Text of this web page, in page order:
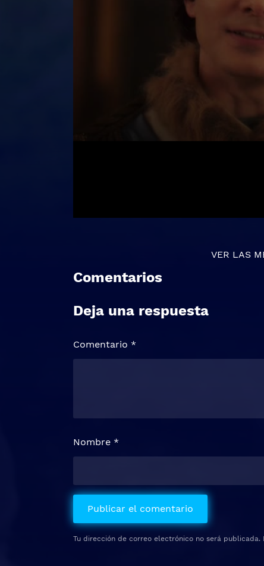
VER LAS
Comentarios
Deja una respuesta
Tu dirección de correo electrónico no será publicada.
Comentario *
Nombre *